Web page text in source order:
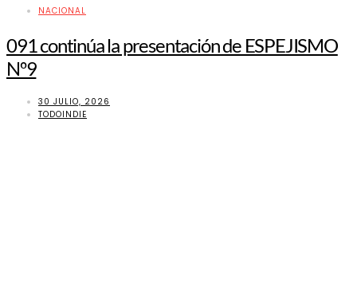
NACIONAL
091 continúa la presentación de ESPEJISMO
Nº9
30 JULIO, 2026
TODOINDIE